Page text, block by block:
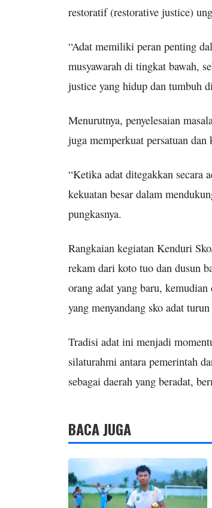
restoratif (restorative justice)
“Adat memiliki peran penting
musyawarah di tingkat bawah,
justice yang hidup dan tumbuh
Menurutnya, penyelesaian
juga memperkuat persatuan dan
“Ketika adat ditegakkan secara
kekuatan besar dalam
pungkasnya.
Rangkaian kegiatan Kenduri
rekam dari koto tuo dan dusun
orang adat yang baru,
yang menyandang sko adat
Tradisi adat ini menjadi
silaturahmi antara pemerintah
sebagai daerah yang beradat,
BACA JUGA